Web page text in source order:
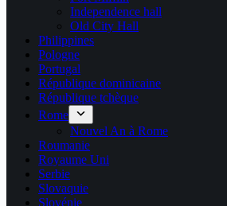
Independence hall
Old City Hall
Philippines
Pologne
Portugal
République dominicaine
République tchèque
Rome
Nouvel An à Rome
Roumanie
Royaume Uni
Serbie
Slovaquie
Slovénie